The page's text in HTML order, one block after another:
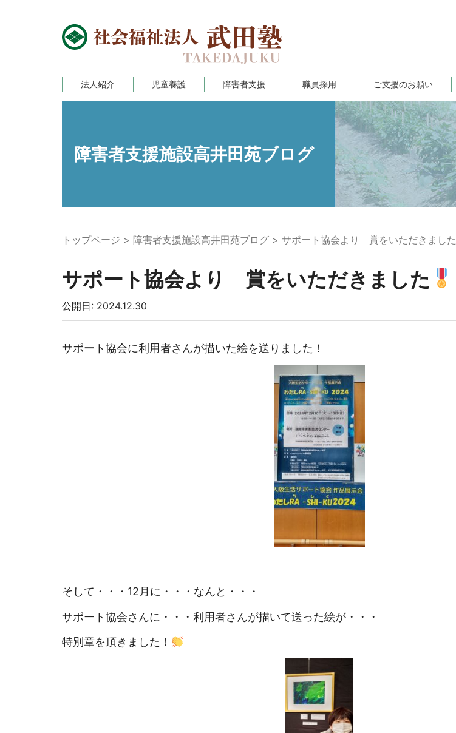
法人紹介 児童養護 障害者支援 職員採用 ご支援のお願い
障害者支援施設高井田苑ブログ
トップページ 障害者支援施設高井田苑ブログ サポート協会より 賞をいただきました
サポート協会より 賞をいただきました
公開日: 2024.12.30
サポート協会に利用者さんが描いた絵を送りました！
そして・・・12月に・・・なんと・・・
サポート協会さんに・・・利用者さんが描いて送った絵が・・・
特別章を頂きました！